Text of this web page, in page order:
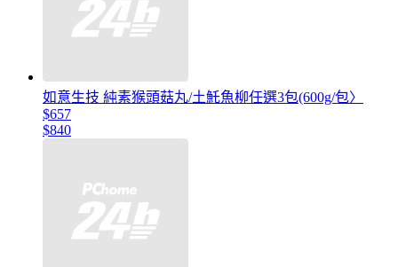
如意生技 純素猴頭菇丸/土魠魚柳任選3包(600g/包〉
$657
$840